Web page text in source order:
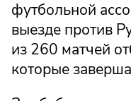
футбольной
выезде против
из 260 матчей
которые